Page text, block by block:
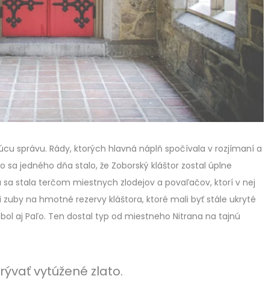
správu. Rády, ktorých hlavná náplň spočívala v rozjímaní a
jedného dňa stalo, že Zoborský kláštor zostal úplne
sa stala terčom miestnych zlodejov a povaľačov, ktorí v nej
na hmotné rezervy kláštora, ktoré mali byť stále ukryté
aj Paľo. Ten dostal typ od miestneho Nitrana na tajnú
vytúžené zlato.